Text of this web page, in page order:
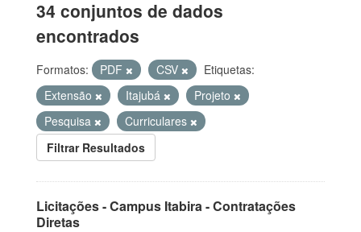
34 conjuntos de dados
encontrados
Formatos: PDF CSV
Etiquetas:
Extensão
Itajubá
Projeto
Pesquisa
Curriculares
Filtrar Resultados
Licitações - Campus Itabira - Contratações
Diretas